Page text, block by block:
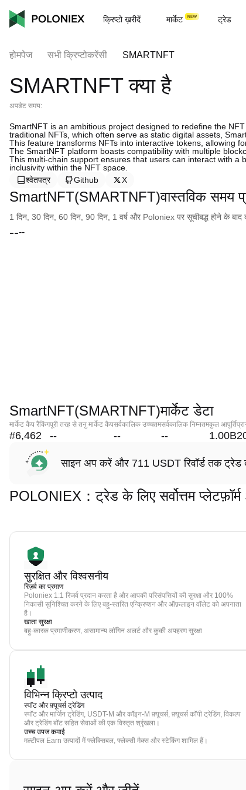
क्रिप्टो ख़रीदें मार्केट ट्रेड
होमपेज सभी क्रिप्टोकरेंसी SMARTNFT
SMARTNFT क्या है
अपडेट समय:
SmartNFT is an ambitious project designed to redefine the
traditional NFTs, which often serve as static digital assets,
This feature transforms NFTs into interactive tokens, allowing
The SmartNFT platform boasts compatibility with multiple
This multi-chain support ensures that users can interact with
inclusivity within the NFT space.
श्वेतपत्र
Github X
SmartNFT(SMARTNFT)वास्तविक समय
1 दिन, 30 दिन, 60 दिन, 90 दिन, 1 वर्ष और Poloniex पर सूचीबद्ध होने के
----
SmartNFT(SMARTNFT)मार्केट डेटा
मार्केट कैप रैंकिंग
#6,462
पूरी तरह से तनु मार्केट कैप
--
सर्वकालिक उच्चतम
--
सर्वकालिक निम्नतम
--
कुल आपूर्ति
1.00B
साइन अप करें और 711 USDT रिवॉर्ड तक ट्रेड
POLONIEX：ट्रेड के लिए सर्वोत्तम
सुरक्षित और विश्वसनीय
रिज़र्व का प्रमाण
Poloniex 1:1 रिजर्व प्रदान करता है और आपकी परिसंपत्तियों की सुरक्षा और 100%
निकासी सुनिश्चित करने के लिए बहु-स्तरित एन्क्रिप्शन और ऑफ़लाइन वॉलेट को अपनाता
है।
खाता सुरक्षा
बहु-कारक प्रमाणीकरण, असामान्य लॉगिन अलर्ट और कुकी अपहरण सुरक्षा
विभिन्न क्रिप्टो उत्पाद
स्पॉट और फ़्यूचर्स ट्रेडिंग
स्पॉट और मार्जिन ट्रेडिंग, USDT-M और कॉइन-M फ़्यूचर्स, फ़्यूचर्स कॉपी ट्रेडिंग, विकल्प
और ट्रेडिंग बॉट सहित सेवाओं की एक विस्तृत श्रृंखला।
उच्च उपज कमाई
मल्टीपल Earn उत्पादों में फ्लेक्सिबल, फ्लेक्सी मैक्स और स्टेकिंग शामिल हैं।